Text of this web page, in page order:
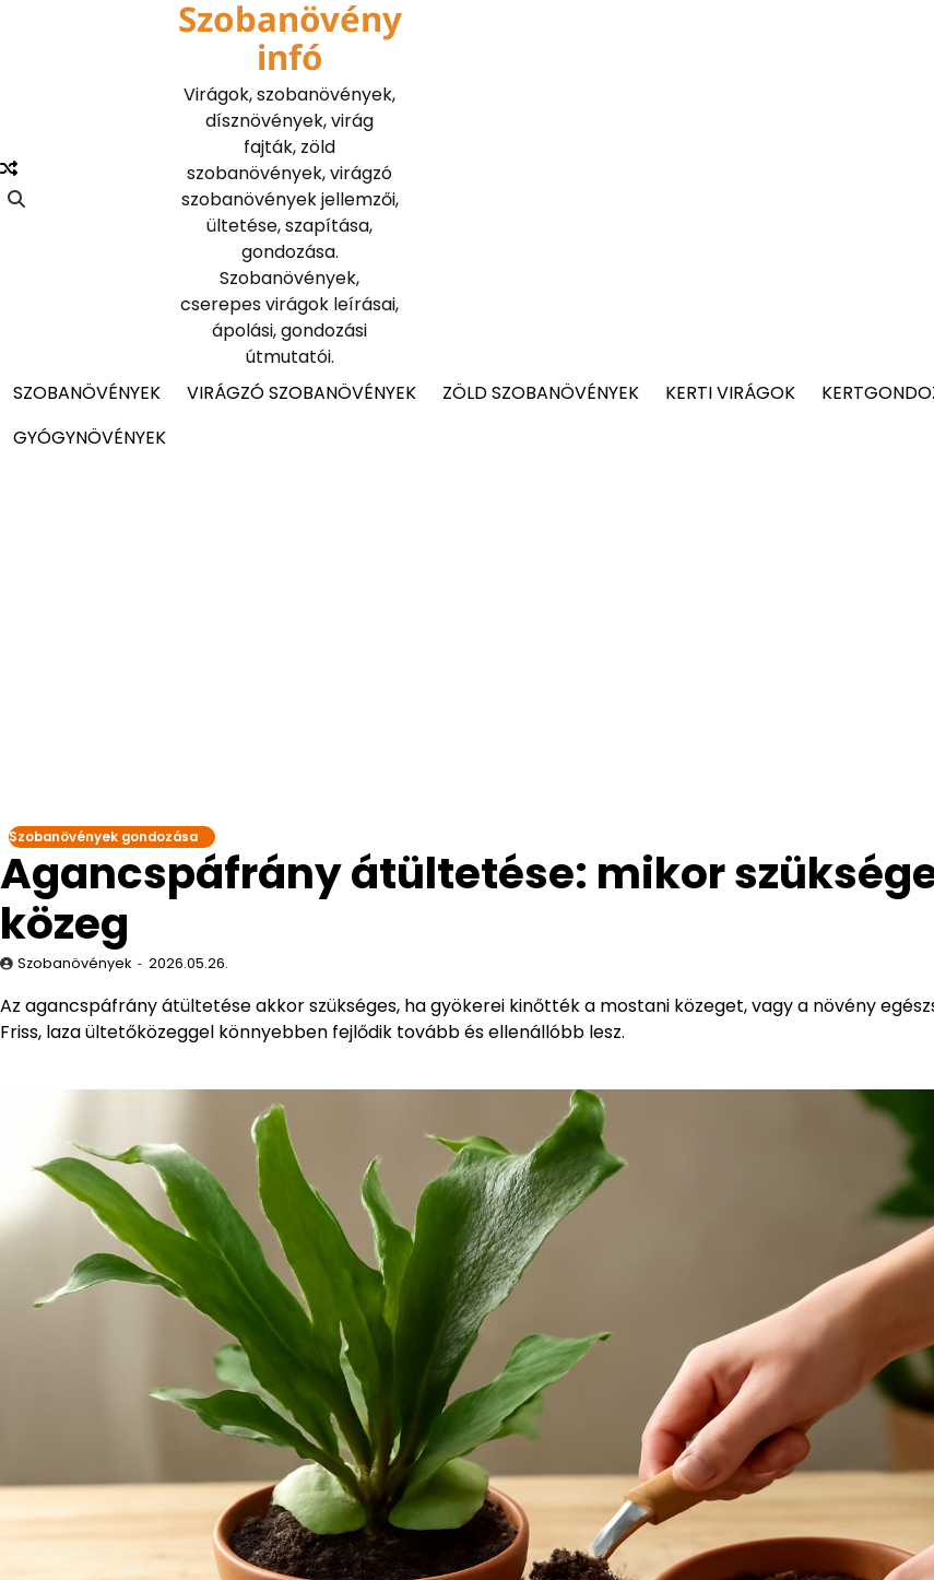
Szobanövény
infó
Virágok, szobanövények,
dísznövények, virág
fajták, zöld
szobanövények, virágzó
szobanövények jellemzői,
ültetése, szapítása,
gondozása.
Szobanövények,
cserepes virágok leírásai,
ápolási, gondozási
útmutatói.
SZOBANÖVÉNYEK
VIRÁGZÓ SZOBANÖVÉNYEK ZÖLD SZOBANÖVÉNYEK KERTI VIRÁGOK
GYÓGYNÖVÉNYEK
Szobanövények gondozása
Agancspáfrány átültetése: mikor
közeg
Szobanövények 2026.05.26.
Az agancspáfrány átültetése akkor szükséges, ha gyökerei kinőtték a mostani közeget, vagy a növény
Friss, laza ültetőközeggel könnyebben fejlődik tovább és ellenállóbb lesz.